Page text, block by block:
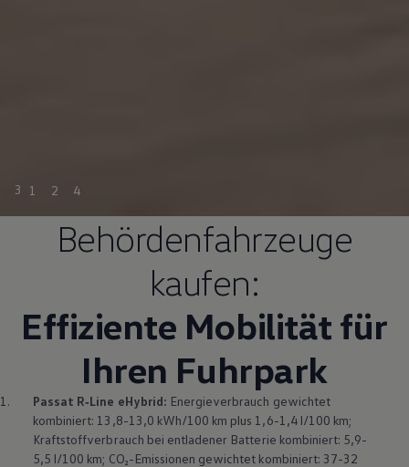
3 1 2 4
Behördenfahrzeuge
kaufen:
Effiziente Mobilität für
Ihren Fuhrpark
1. Passat R‑Line eHybrid: Energieverbrauch gewichtet
kombiniert: 13,8-13,0 kWh/100 km plus 1,6-1,4 l/100 km;
Kraftstoffverbrauch bei entladener Batterie kombiniert: 5,9-
5,5 l/100 km; CO₂-Emissionen gewichtet kombiniert: 37-32